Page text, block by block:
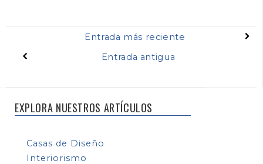
Entrada más reciente
Entrada antigua
EXPLORA NUESTROS ARTÍCULOS
Casas de Diseño
Interiorismo